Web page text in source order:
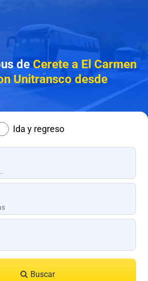
deCerete a El Carmen
Unitransco desde
Ida y regreso
Buscar